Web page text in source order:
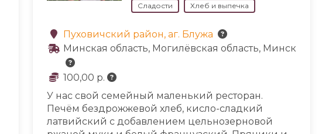
Сладости Хлеб и выпечка
Пуховичский район, аг. Блужа
Минская область, Могилёвская область, Минск
100,00 р.
У нас свой семейный маленький ресторан.
Печём бездрожжевой хлеб, кисло-сладкий
латвийский с добавлением цельнозерновой